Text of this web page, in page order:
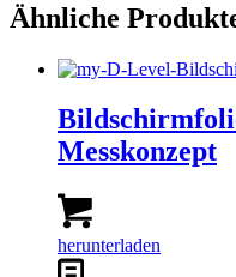
Ähnliche
Messkonzept
herunterladen